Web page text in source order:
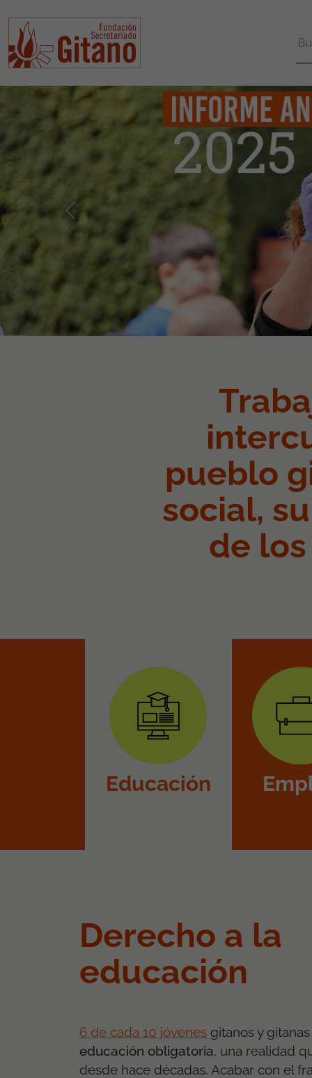
Fundación
ANTERIOR
pueblo
social,
de
Educación
Derecho a la
educación
6 de cada 10 jóvenes gitanos y
educación obligatoria, una realidad
desde hace décadas. Acabar con el